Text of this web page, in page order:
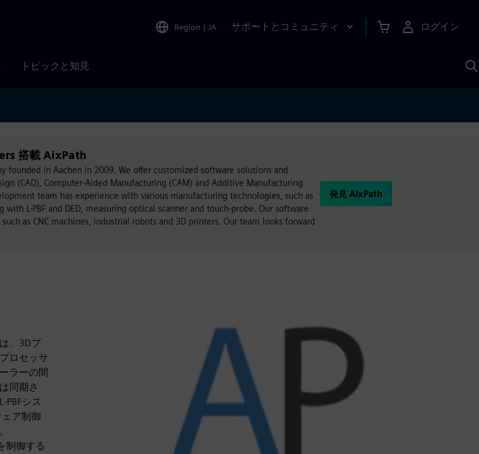
Region | JA サポートとコミュニティ ログイン
トピックと知見
搭載 AixPath
founded in Aachen in 2009. We offer customized software solutions and
(CAD), Computer-Aided Manufacturing (CAM) and Additive Manufacturing
team has experience with various manufacturing technologies, such as
L-PBF and DED, measuring optical scanner and touch-probe. Our software
as CNC machines, industrial robots and 3D printers. Our team looks forward
発見 AixPath
、3Dプ
ロセッサ
ラーの間
同期さ
シス
ア制御
制御する